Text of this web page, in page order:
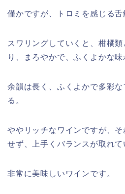
僅かですが、トロミを感じる舌
スワリングしていくと、柑橘
り、まろやかで、ふくよかな味
余韻は長く、ふくよかで多彩
る。
ややリッチなワインですが、
せず、上手くバランスが取れて
非常に美味しいワインです。